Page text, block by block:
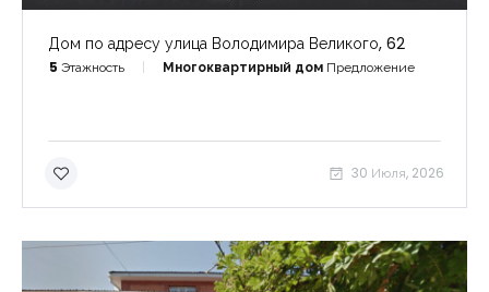
Дом по адресу улица Володимира Великого, 62
5 Этажность Многоквартирный дом Предложение
30 Июля, 2026